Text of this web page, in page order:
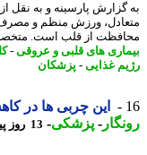
پارسینه و به نقل از
ورزش منظم و مصرف
از قلب است. متخصصان
های قلبی و عروقی -
غذایی- پزشکان
این چربی ها در
-پزشکی-13 روز پیش - دوشنبه 5 مرداد 1405، 17:47